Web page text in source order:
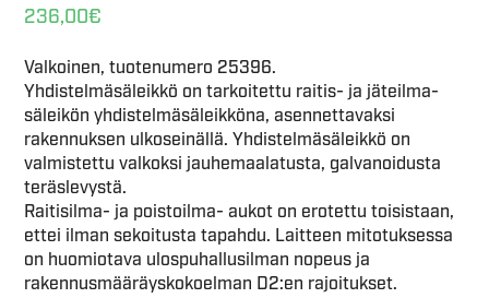
236,00€
Valkoinen, tuotenumero 25396.
Yhdistelmäsäleikkö on tarkoitettu raitis- ja jäteilma-
säleikön yhdistelmäsäleikköna, asennettavaksi
rakennuksen ulkoseinällä. Yhdistelmäsäleikkö on
valmistettu valkoksi jauhemaalatusta, galvanoidusta
teräslevystä.
Raitisilma- ja poistoilma- aukot on erotettu toisistaan,
ettei ilman sekoitusta tapahdu. Laitteen mitotuksessa
on huomiotava ulospuhallusilman nopeus ja
rakennusmääräyskokoelman D2:en rajoitukset.